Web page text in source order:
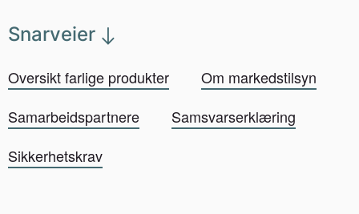
Snarveier
Oversikt farlige produkter
Om markedstilsyn
Samarbeidspartnere
Samsvarserklæring
Sikkerhetskrav